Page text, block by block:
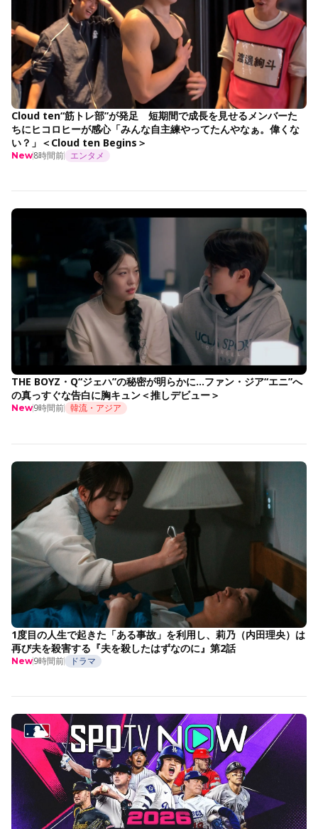
Cloud ten“筋トレ部”が発足 短期間で成長を見せるメンバーた
ちにヒコロヒーが感心「みんな自主練やってたんやなぁ。偉くな
い？」＜Cloud ten Begins＞
New8時間前 エンタメ
THE BOYZ・Q“ジェハ”の秘密が明らかに…ファン・ジア“エニ”へ
の真っすぐな告白に胸キュン＜推しデビュー＞
New9時間前 韓流・アジア
1度目の人生で起きた「ある事故」を利用し、莉乃（内田理央）は
再び夫を殺害する『夫を殺したはずなのに』第2話
New9時間前 ドラマ